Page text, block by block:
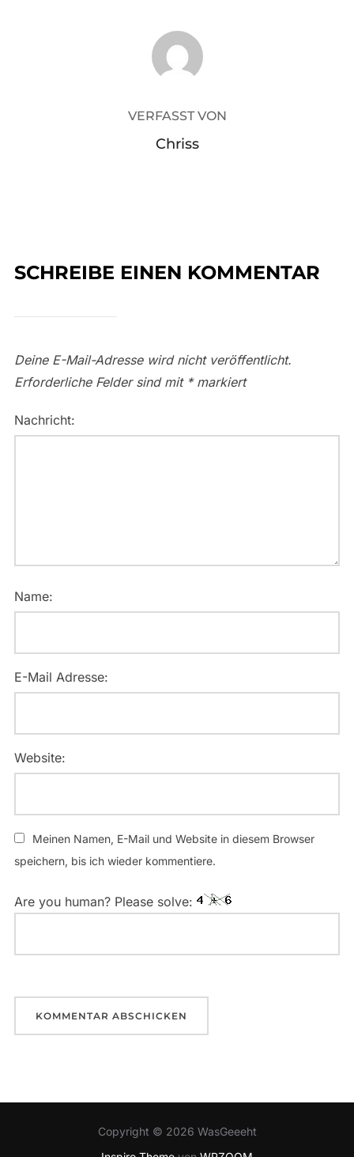
BEITRAGSAUTOR
VERFASST VON
Chriss
SCHREIBE EINEN KOMMENTAR
Deine E-Mail-Adresse wird nicht veröffentlicht.
Erforderliche Felder sind mit *markiert
Nachricht:
Name:
E-Mail Adresse:
Website:
Meinen Namen, E-Mail und Website in diesem Browser
speichern, bis ich wieder kommentiere.
Are you human? Please solve:
Copyright © 2026 WasGeeeht